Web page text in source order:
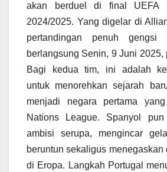
akan berduel di final UEFA
2024/2025. Yang digelar di
pertandingan penuh gengsi
berlangsung Senin, 9 Juni 2025,
Bagi kedua tim, ini adalah
untuk menorehkan sejarah
menjadi negara pertama
Nations League. Spanyol
ambisi serupa, mengincar
beruntun sekaligus menegaskan
di Eropa. Langkah Portugal